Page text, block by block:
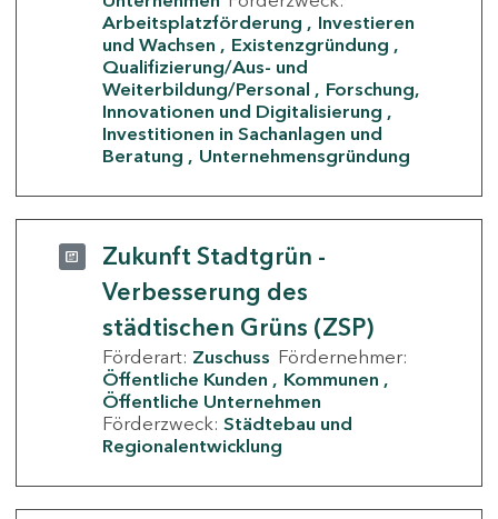
Arbeitsplatzförderung
Investieren
und Wachsen
Existenzgründung
Qualifizierung/Aus- und
Weiterbildung/Personal
Forschung,
Innovationen und Digitalisierung
Investitionen in Sachanlagen und
Beratung
Unternehmensgründung
Zukunft Stadtgrün -
Verbesserung des
städtischen Grüns (ZSP)
Förderart: Zuschuss Fördernehmer:
Öffentliche Kunden
Kommunen
Öffentliche Unternehmen
Förderzweck: Städtebau und
Regionalentwicklung